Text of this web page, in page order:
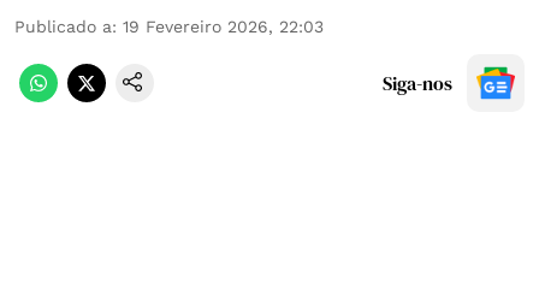
Publicado a: 19 Fevereiro 2026, 22:03
Siga-nos